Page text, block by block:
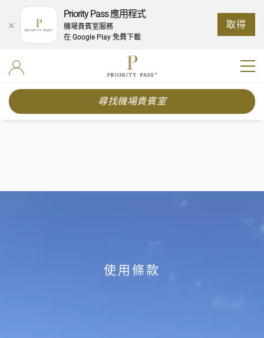
Priority Pass 應用程式
機場貴賓室服務
在 Google Play 免費下載
取得
尋找機場貴賓室
使用條款